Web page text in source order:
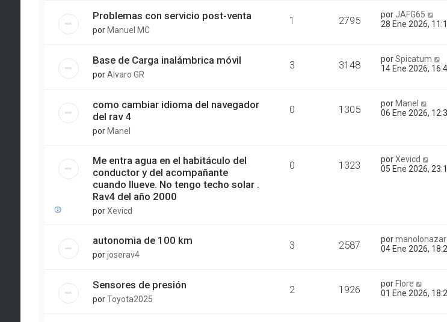
Problemas con servicio post-venta
porManuel MC
1 2795 por JAFG65
28 Ene 2026,
Base de Carga inalámbrica móvil
porAlvaro GR
3 3148 porSpicatum
14 Ene 2026,
como cambiar idioma del navegador
del rav 4
porManel
0 1305 porManel
06 Ene 2026,
Me entra agua en el habitáculo del
conductor y del acompañante
cuando llueve. No tengo techo solar .
Rav4 del año 2000
porXevicd
0 1323 porXevicd
05 Ene 2026,
autonomia de 100 km
porjoserav4
3 2587 por
04 Ene 2026,
Sensores de presión
porToyota2025
2 1926 porFlore
01 Ene 2026,